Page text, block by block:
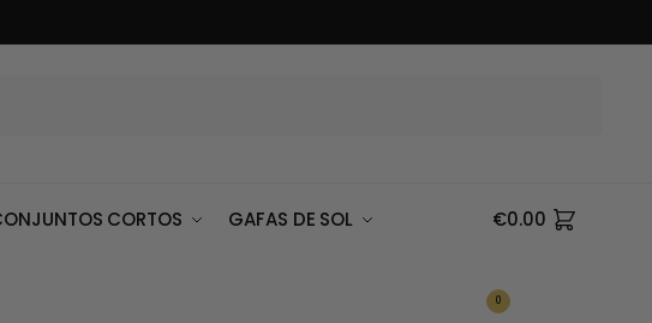
CORTOS GAFAS DE SOL €0.00
0